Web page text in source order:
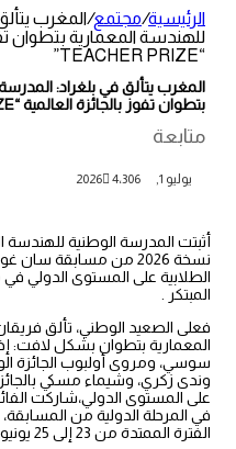
الرئيسية/مجتمع/المغرب
للهندسة المعمارية بتطوان
“TEACHER PRIZE”
المغرب يتألق في بلغراد:
بتطوان تفوز بالجائزة العالمية “TEACHER PRIZE”
متابعة
يوليو 1, 2026 4٬306
أثبتت المدرسة الوطنية
نسخة 2026 من مسابقة
الطلابية على المستوى الدولي في
المبتكر .
فعلى الصعيد الوطني، تألق
المعمارية بتطوان بشكل لافت:
سوسي، ومروى أولبوب الجائزة
وندى زكري، وشيماء مسكي بالجائزة
على المستوى الدولي،شاركت
في المرحلة الدولية من المسابقة،
الفترة الممتدة من 23 إلى 25 يونيو 2026.